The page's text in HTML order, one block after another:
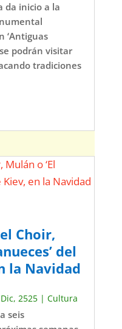
da inicio a la
‘Antiguas
podrán visitar
tradiciones
Choir,
del
la Navidad
2525| Cultura
seis